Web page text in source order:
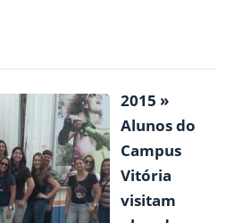
2015 »
Alunos do
Campus
Vitória
visitam